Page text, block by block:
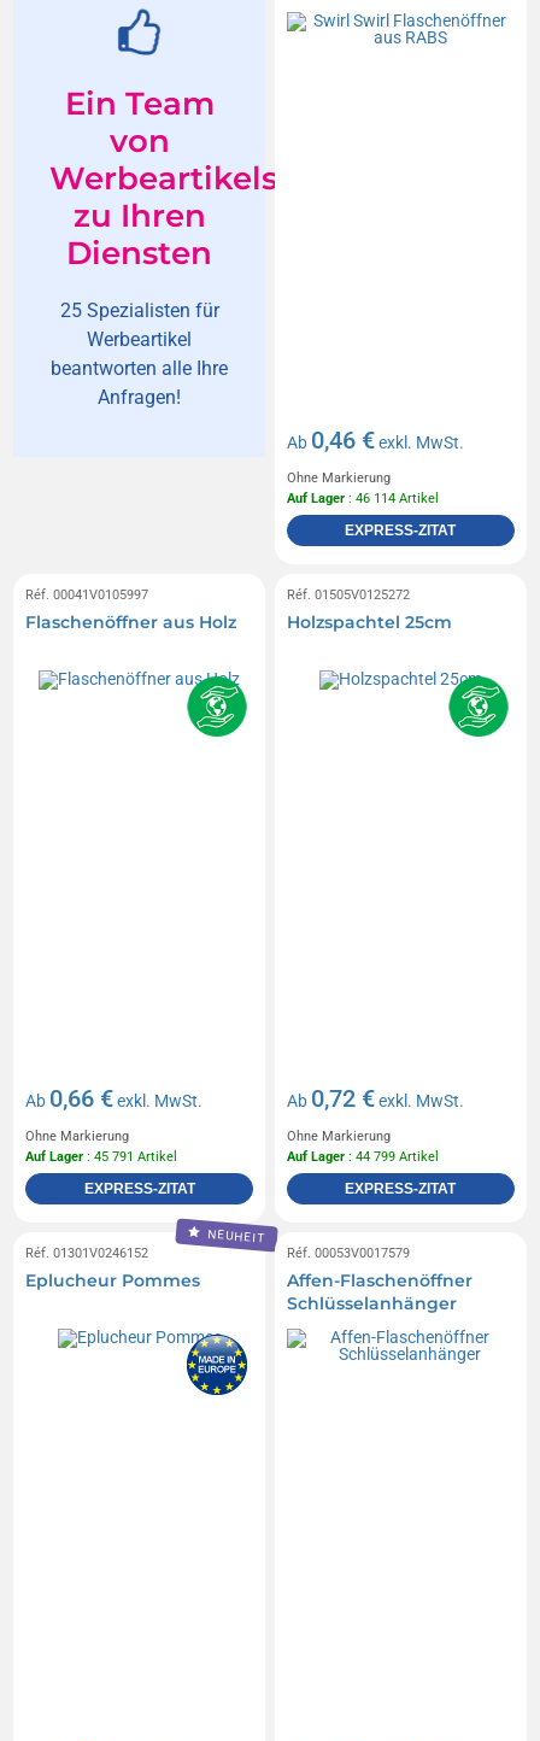
Ein Team
von
Werbeartikelspezialisten
zu Ihren
Diensten
25 Spezialisten für
Werbeartikel
beantworten alle Ihre
Anfragen!
Ab 0,46 €exkl. MwSt.
Ohne Markierung
Auf Lager : 46 114 Artikel
EXPRESS-ZITAT
Réf. 00041V0105997
Flaschenöffner aus Holz
Ab 0,66 €exkl. MwSt.
Ohne Markierung
Auf Lager : 45 791 Artikel
EXPRESS-ZITAT
Réf. 01505V0125272
Holzspachtel 25cm
Ab 0,72 €exkl. MwSt.
Ohne Markierung
Auf Lager : 44 799 Artikel
EXPRESS-ZITAT
NEUHEIT
Réf. 01301V0246152
Eplucheur Pommes
Réf. 00053V0017579
Affen-Flaschenöffner
Schlüsselanhänger